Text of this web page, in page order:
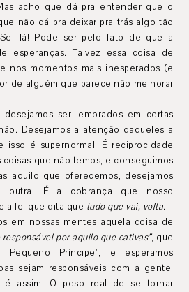
acho que dá pra entender que o
não dá pra deixar pra trás algo tão
lá! Pode ser pelo fato de que a
esperanças. Talvez essa coisa de
nos momentos mais inesperados (e
de alguém que parece não melhorar
ser lembrados em certas
Desejamos a atenção daqueles a
isso é supernormal. É reciprocidade
que não temos, e conseguimos
aquilo que oferecemos, desejamos
outra. É a cobrança que nosso
lei que dita que tudo que vai, volta.
em nossas mentes aquela coisa de
por aquilo que cativas”, que
Príncipe”, e esperamos
sejam responsáveis com a gente.
é assim. O peso real de se tornar